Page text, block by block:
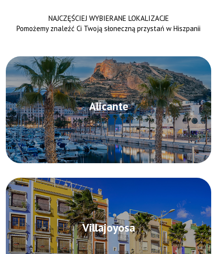
NAJCZĘŚCIEJ WYBIERANE LOKALIZACJE
Pomożemy znaleźć Ci Twoją słoneczną przystań w Hiszpanii
Alicante
Villajoyosa